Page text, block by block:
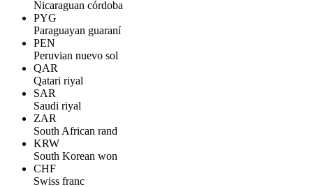
Nicaraguan córdoba
PYG
Paraguayan guaraní
PEN
Peruvian nuevo sol
QAR
Qatari riyal
SAR
Saudi riyal
ZAR
South African rand
KRW
South Korean won
CHF
Swiss franc